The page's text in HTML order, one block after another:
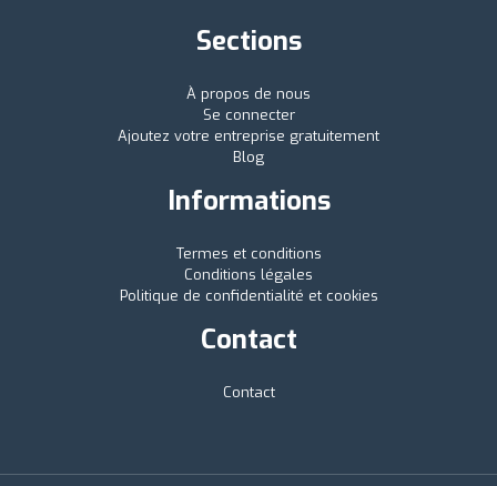
Sections
À propos de nous
Se connecter
Ajoutez votre entreprise gratuitement
Blog
Informations
Termes et conditions
Conditions légales
Politique de confidentialité et cookies
Contact
Contact